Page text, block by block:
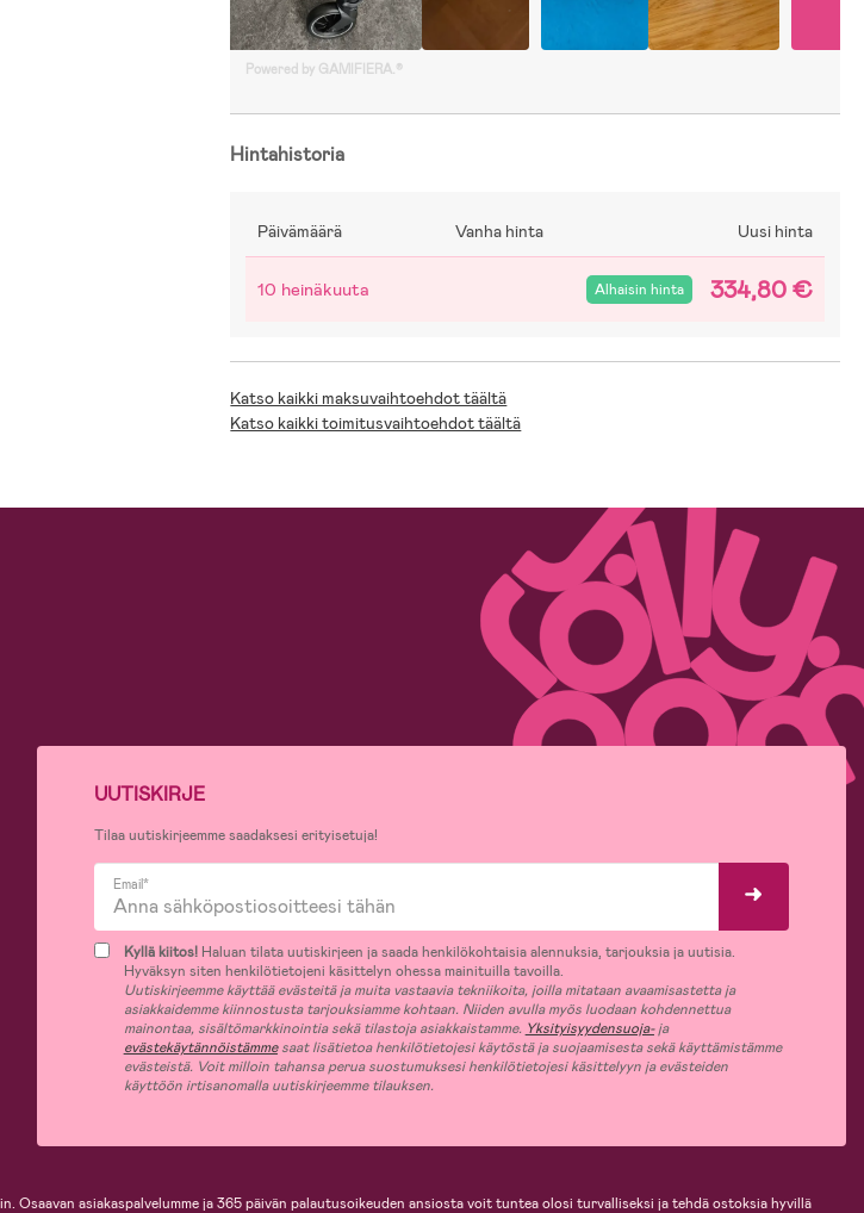
Powered by GAMIFIERA.®
Hintahistoria
Päivämäärä Vanha hinta Uusi hinta
10 heinäkuuta Alhaisin hinta 334,80 €
Katso kaikki maksuvaihtoehdot täältä
Katso kaikki toimitusvaihtoehdot täältä
UUTISKIRJE
Tilaa uutiskirjeemme saadaksesi erityisetuja!
Email*
Kyllä kiitos!Haluan tilata uutiskirjeen ja saada henkilökohtaisia alennuksia, tarjouksia ja uutisia.
Hyväksyn siten henkilötietojeni käsittelyn ohessa mainituilla tavoilla.
Uutiskirjeemme käyttää evästeitä ja muita vastaavia tekniikoita, joilla mitataan avaamisastetta ja
asiakkaidemme kiinnostusta tarjouksiamme kohtaan. Niiden avulla myös luodaan kohdennettua
mainontaa, sisältömarkkinointia sekä tilastoja asiakkaistamme. Yksityisyydensuoja-ja
evästekäytännöistämmesaat lisätietoa henkilötietojesi käytöstä ja suojaamisesta sekä käyttämistämme
evästeistä. Voit milloin tahansa perua suostumuksesi henkilötietojesi käsittelyyn ja evästeiden
käyttöön irtisanomalla uutiskirjeemme tilauksen.
asiakaspalvelumme ja 365 päivän palautusoikeuden ansiosta voit tuntea olosi turvalliseksi ja tehdä ostoksia hyvillä